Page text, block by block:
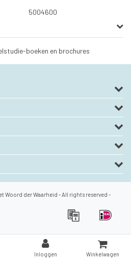
5004600
boeken en brochures
der Waarheid - All rights reserved -
Inloggen Winkelwagen